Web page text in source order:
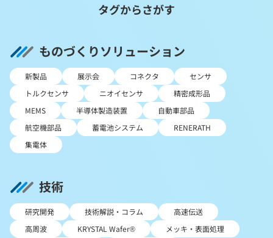
タグからさがす
ものづくりソリューション
新製品 展示会 コネクタ
センサ
トルクセンサ
ニオイセンサ
精密成形品
MEMS
半導体製造装置
自動車部品
航空機部品
蓄電池システム
RENERATH
集電体
技術
研究開発 技術解説・コラム
高速伝送
高周波
KRYSTAL Wafer®
メッキ・表面処理